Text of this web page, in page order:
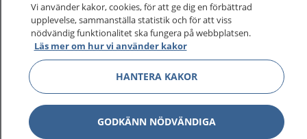
1177 på flera språk Visa
Om 1177 Visa
Vi använder kakor, cookies, för att ge dig en förbättrad
upplevelse, sammanställa statistik och för att viss
nödvändig funktionalitet ska fungera på webbplatsen.
Läs mer om hur vi använder kakor
HANTERA KAKOR
GODKÄNN NÖDVÄNDIGA